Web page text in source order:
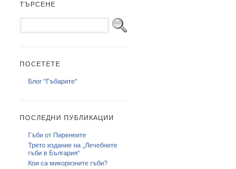
ТЪРСЕНЕ
ПОСЕТЕТЕ
Блог "Гъбарите"
ПОСЛЕДНИ ПУБЛИКАЦИИ
Гъби от Пиренеите
Трето издание на „Лечебните
гъби в България“
Кои са микоризните гъби?